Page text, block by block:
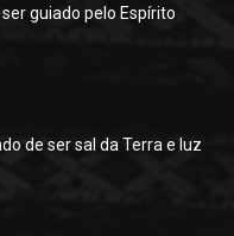
guiado pelo Espírito
de ser sal da Terra e luz